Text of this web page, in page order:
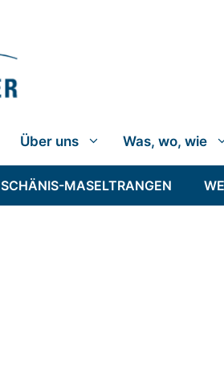
Über uns Was, wo, wie
SCHÄNIS-MASELTRANGEN